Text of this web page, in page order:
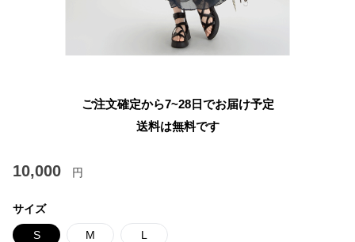
ご注文確定から7~28日でお届け予定
送料は無料です
10,000 円
サイズ
S M L